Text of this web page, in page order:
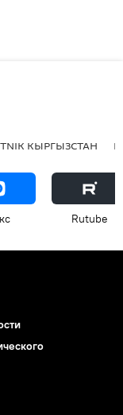
КЫРГЫЗСТАН
Rutube